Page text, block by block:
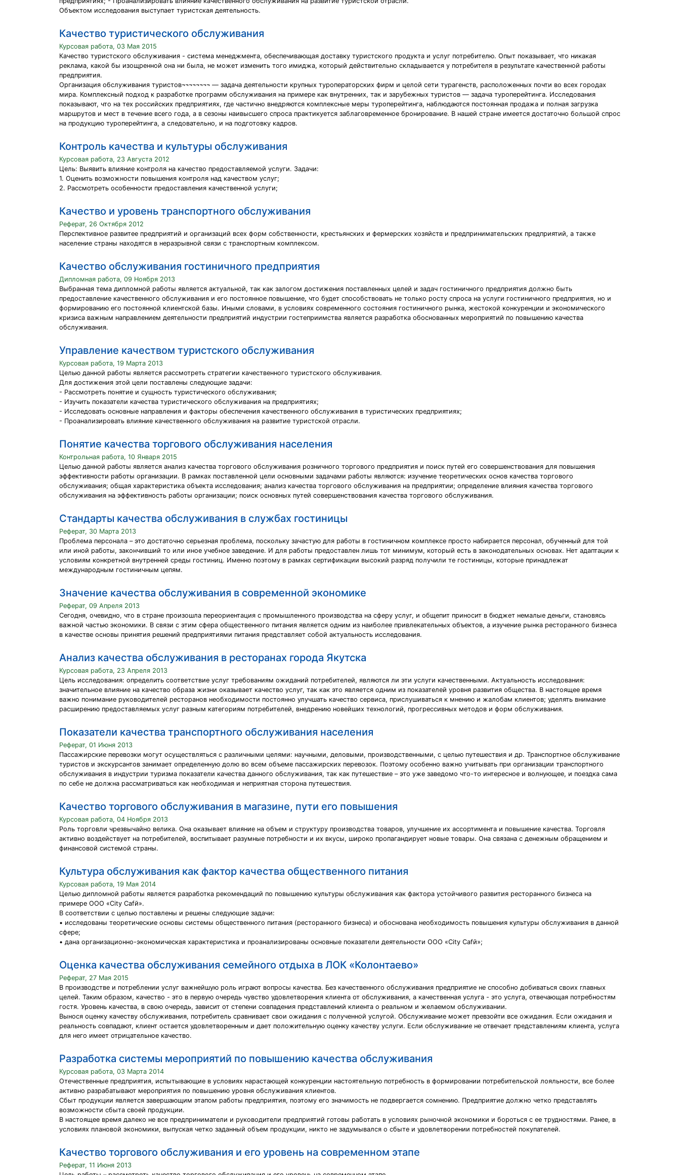
Объектом исследования выступает туристская деятельность.
Качество туристического обслуживания
Курсовая работа, 03 Мая 2015
Качество туристского обслуживания - система менеджмента, обеспечивающая доставку туристского продукта и услуг потребителю. Опыт показывает, что никакая
реклама, какой бы изощренной она ни была, не может изменить того имиджа, который действительно складывается у потребителя в результате качественной работы
предприятия.
Организация обслуживания туристов¬¬¬¬¬¬¬¬ — задача деятельности крупных туроператорских фирм и целой сети турагенств, расположенных почти во всех городах
мира. Комплексный подход к разработке программ обслуживания на примере как внутренних, так и зарубежных туристов — задача туроперейтинга. Исследования
показывают, что на тех российских предприятиях, где частично внедряются комплексные меры туроперейтинга, наблюдаются постоянная продажа и полная загрузка
маршрутов и мест в течение всего года, а в сезоны наивысшего спроса практикуется заблаговременное бронирование. В нашей стране имеется достаточно большой спрос
на продукцию туроперейтинга, а следовательно, и на подготовку кадров.
Контроль качества и культуры обслуживания
Курсовая работа, 23 Августа 2012
Цель: Выявить влияние контроля на качество предоставляемой услуги. Задачи:
1. Оценить возможности повышения контроля над качеством услуг;
2. Рассмотреть особенности предоставления качественной услуги;
Качество и уровень транспортного обслуживания
Реферат, 26 Октября 2012
Перспективное развитее предприятий и организаций всех форм собственности, крестьянских и фермерских хозяйств и предпринимательских предприятий, а также
население страны находятся в неразрывной связи с транспортным комплексом.
Качество обслуживания гостиничного предприятия
Дипломная работа, 09 Ноября 2013
Выбранная тема дипломной работы является актуальной, так как залогом достижения поставленных целей и задач гостиничного предприятия должно быть
предоставление качественного обслуживания и его постоянное повышение, что будет способствовать не только росту спроса на услуги гостиничного предприятия, но и
формированию его постоянной клиентской базы. Иными словами, в условиях современного состояния гостиничного рынка, жестокой конкуренции и экономического
кризиса важным направлением деятельности предприятий индустрии гостеприимства является разработка обоснованных мероприятий по повышению качества
обслуживания.
Управление качеством туристского обслуживания
Курсовая работа, 19 Марта 2013
Целью данной работы является рассмотреть стратегии качественного туристского обслуживания.
Для достижения этой цели поставлены следующие задачи:
- Рассмотреть понятие и сущность туристического обслуживания;
- Изучить показатели качества туристического обслуживания на предприятиях;
- Исследовать основные направления и факторы обеспечения качественного обслуживания в туристических предприятиях;
- Проанализировать влияние качественного обслуживания на развитие туристской отрасли.
Понятие качества торгового обслуживания населения
Контрольная работа, 10 Января 2015
Целью данной работы является анализ качества торгового обслуживания розничного торгового предприятия и поиск путей его совершенствования для повышения
эффективности работы организации. В рамках поставленной цели основными задачами работы являются: изучение теоретических основ качества торгового
обслуживания; общая характеристика объекта исследования; анализ качества торгового обслуживания на предприятии; определение влияния качества торгового
обслуживания на эффективность работы организации; поиск основных путей совершенствования качества торгового обслуживания.
Стандарты качества обслуживания в службах гостиницы
Реферат, 30 Марта 2013
Проблема персонала – это достаточно серьезная проблема, поскольку зачастую для работы в гостиничном комплексе просто набирается персонал, обученный для той
или иной работы, закончивший то или иное учебное заведение. И для работы предоставлен лишь тот минимум, который есть в законодательных основах. Нет адаптации к
условиям конкретной внутренней среды гостиниц. Именно поэтому в рамках сертификации высокий разряд получили те гостиницы, которые принадлежат
международным гостиничным цепям.
Значение качества обслуживания в современной экономике
Реферат, 09 Апреля 2013
Сегодня, очевидно, что в стране произошла переориентация с промышленного производства на сферу услуг, и общепит приносит в бюджет немалые деньги, становясь
важной частью экономики. В связи с этим сфера общественного питания является одним из наиболее привлекательных объектов, а изучение рынка ресторанного бизнеса
в качестве основы принятия решений предприятиями питания представляет собой актуальность исследования.
Анализ качества обслуживания в ресторанах города Якутска
Курсовая работа, 23 Апреля 2013
Цель исследования: определить соответствие услуг требованиям ожиданий потребителей, являются ли эти услуги качественными. Актуальность исследования:
значительное влияние на качество образа жизни оказывает качество услуг, так как это является одним из показателей уровня развития общества. В настоящее время
важно понимание руководителей ресторанов необходимости постоянно улучшать качество сервиса, прислушиваться к мнению и жалобам клиентов; уделять внимание
расширению предоставляемых услуг разным категориям потребителей, внедрению новейших технологий, прогрессивных методов и форм обслуживания.
Показатели качества транспортного обслуживания населения
Реферат, 01 Июня 2013
Пассажирские перевозки могут осуществляться с различными целями: научными, деловыми, производственными, с целью путешествия и др. Транспортное обслуживание
туристов и экскурсантов занимает определенную долю во всем объеме пассажирских перевозок. Поэтому особенно важно учитывать при организации транспортного
обслуживания в индустрии туризма показатели качества данного обслуживания, так как путешествие – это уже заведомо что-то интересное и волнующее, и поездка сама
по себе не должна рассматриваться как необходимая и неприятная сторона путешествия.
Качество торгового обслуживания в магазине, пути его повышения
Курсовая работа, 04 Ноября 2013
Роль торговли чрезвычайно велика. Она оказывает влияние на объем и структуру производства товаров, улучшение их ассортимента и повышение качества. Торговля
активно воздействует на потребителей, воспитывает разумные потребности и их вкусы, широко пропагандирует новые товары. Она связана с денежным обращением и
финансовой системой страны.
Культура обслуживания как фактор качества общественного питания
Курсовая работа, 19 Мая 2014
Целью дипломной работы является разработка рекомендаций по повышению культуры обслуживания как фактора устойчивого развития ресторанного бизнеса на
примере ООО «City Cafй».
В соответствии с целью поставлены и решены следующие задачи:
• исследованы теоретические основы системы общественного питания (ресторанного бизнеса) и обоснована необходимость повышения культуры обслуживания в данной
сфере;
• дана организационно-экономическая характеристика и проанализированы основные показатели деятельности ООО «City Cafй»;
Оценка качества обслуживания семейного отдыха в ЛОК «Колонтаево»
Реферат, 27 Мая 2015
В производстве и потреблении услуг важнейшую роль играют вопросы качества. Без качественного обслуживания предприятие не способно добиваться своих главных
целей. Таким образом, качество - это в первую очередь чувство удовлетворения клиента от обслуживания, а качественная услуга - это услуга, отвечающая потребностям
гостя. Уровень качества, в свою очередь, зависит от степени совпадения представлений клиента о реальном и желаемом обслуживании.
Вынося оценку качеству обслуживания, потребитель сравнивает свои ожидания с полученной услугой. Обслуживание может превзойти все ожидания. Если ожидания и
реальность совпадают, клиент остается удовлетворенным и дает положительную оценку качеству услуги. Если обслуживание не отвечает представлениям клиента, услуга
для него имеет отрицательное качество.
Разработка системы мероприятий по повышению качества обслуживания
Курсовая работа, 03 Марта 2014
Отечественные предприятия, испытывающие в условиях нарастающей конкуренции настоятельную потребность в формировании потребительской лояльности, все более
активно разрабатывают мероприятия по повышению уровня обслуживания клиентов.
Сбыт продукции является завершающим этапом работы предприятия, поэтому его значимость не подвергается сомнению. Предприятие должно четко представлять
возможности сбыта своей продукции.
В настоящее время далеко не все предприниматели и руководители предприятий готовы работать в условиях рыночной экономики и бороться с ее трудностями. Ранее, в
условиях плановой экономики, выпуская четко заданный объем продукции, никто не задумывался о сбыте и удовлетворении потребностей покупателей.
Качество торгового обслуживания и его уровень на современном этапе
Реферат, 11 Июня 2013